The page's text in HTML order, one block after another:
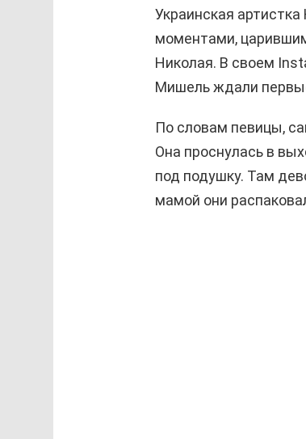
Украинская
моментами,
Николая. В своем
Мишель ждали
По словам певицы,
Она проснулась в
под подушку. Там
мамой они